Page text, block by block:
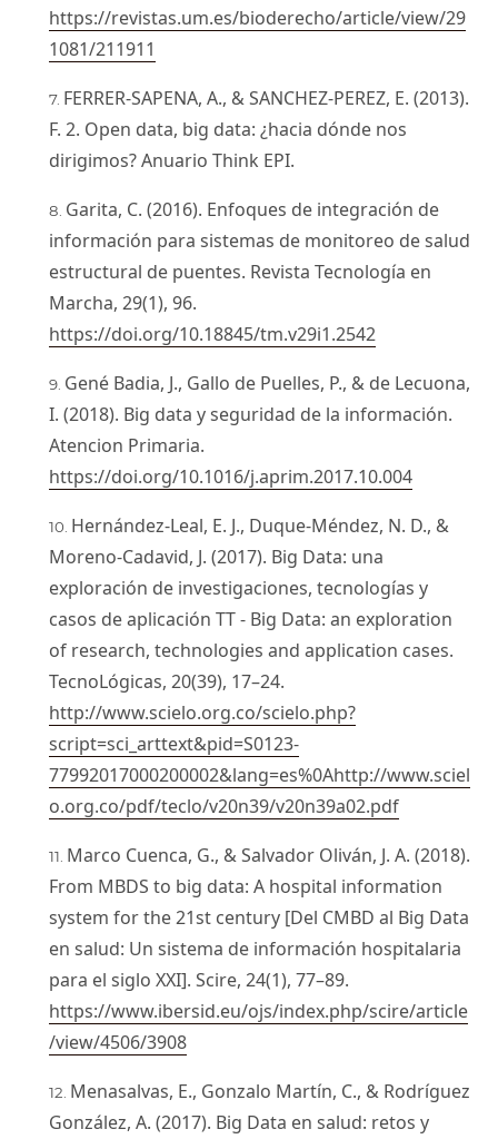
https://revistas.um.es/bioderecho/article/view/29
1081/211911
FERRER-SAPENA, A., & SANCHEZ-PEREZ, E. (2013).
F. 2. Open data, big data: ¿hacia dónde nos
dirigimos? Anuario Think EPI.
Garita, C. (2016). Enfoques de integración de
información para sistemas de monitoreo de salud
estructural de puentes. Revista Tecnología en
Marcha, 29(1), 96.
https://doi.org/10.18845/tm.v29i1.2542
Gené Badia, J., Gallo de Puelles, P., & de Lecuona,
I. (2018). Big data y seguridad de la información.
Atencion Primaria.
https://doi.org/10.1016/j.aprim.2017.10.004
Hernández-Leal, E. J., Duque-Méndez, N. D., &
Moreno-Cadavid, J. (2017). Big Data: una
exploración de investigaciones, tecnologías y
casos de aplicación TT - Big Data: an exploration
of research, technologies and application cases.
TecnoLógicas, 20(39), 17–24.
http://www.scielo.org.co/scielo.php?
script=sci_arttext&pid=S0123-
77992017000200002&lang=es%0Ahttp://www.sciel
o.org.co/pdf/teclo/v20n39/v20n39a02.pdf
Marco Cuenca, G., & Salvador Oliván, J. A. (2018).
From MBDS to big data: A hospital information
system for the 21st century [Del CMBD al Big Data
en salud: Un sistema de información hospitalaria
para el siglo XXI]. Scire, 24(1), 77–89.
https://www.ibersid.eu/ojs/index.php/scire/article
/view/4506/3908
Menasalvas, E., Gonzalo Martín, C., & Rodríguez
González, A. (2017). Big Data en salud: retos y